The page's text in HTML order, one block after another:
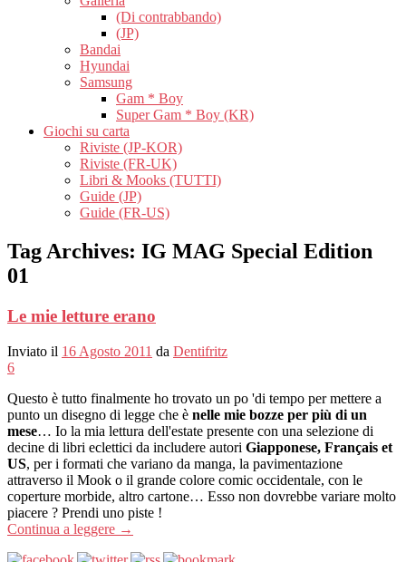
(Di contrabbando)
(JP)
Bandai
Hyundai
Samsung
Gam * Boy
Super Gam * Boy (KR)
Giochi su carta
Riviste (JP-KOR)
Riviste (FR-UK)
Libri & Mooks (TUTTI)
Guide (JP)
Guide (FR-US)
Tag Archives: IG MAG Special Edition
01
Le mie letture erano
Inviato il 16 Agosto 2011 da Dentifritz
6
Questo è tutto finalmente ho trovato un po 'di tempo per mettere a
punto un disegno di legge che è nelle mie bozze per più di un
mese… Io la mia lettura dell'estate presente con una selezione di
decine di libri eclettici da includere autori Giapponese, Français et
US, per i formati che variano da manga, la pavimentazione
attraverso il Mook o il grande colore comic occidentale, con le
coperture morbide, altro cartone… Esso non dovrebbe variare molto
piacere ? Prendi uno piste !
Continua a leggere →